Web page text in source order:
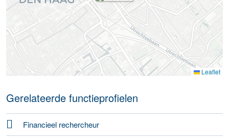
Leaflet
Gerelateerde functieprofielen
Financieel rechercheur